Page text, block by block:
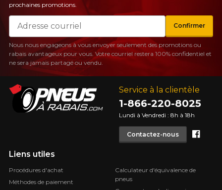
Service à la clientèle
1-866-220-8025
Lundi à Vendredi : 8h à 18h
Contactez-nous
Liens utiles
Procédures d'achat
Méthodes de paiement
Calculateur d'équivalence de
pneus
prochaines promotions.
Courriel
Confirmer
Nous nous engageons à vous envoyer seulement des promotions ou
rabais avantageux pour vous. Votre courriel restera 100% confidentiel et
ne sera jamais partagé ou vendu.